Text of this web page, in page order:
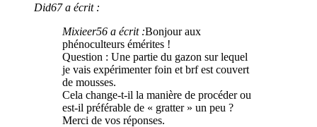
Did67 a écrit :
Mixieer56 a écrit :Bonjour aux
phénoculteurs émérites !
Question : Une partie du gazon sur lequel
je vais expérimenter foin et brf est couvert
de mousses.
Cela change-t-il la manière de procéder ou
est-il préférable de « gratter » un peu ?
Merci de vos réponses.